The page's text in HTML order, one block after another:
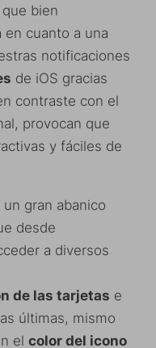
que bien
en cuanto a una
notificaciones
de iOS gracias
contraste con el
provocan que
y fáciles de
gran abanico
desde
a diversos
de las tarjetas e
últimas, mismo
el color del icono